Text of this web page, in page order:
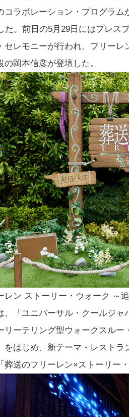
コラボレーション・プログラム
た。前日の5月29日にはプレス
セレモニーが行われ、フリーレ
の岡本信彦が登壇した。
レン ストーリー・ウォーク ～
、「ユニバーサル・クールジ
リーテリング型ウォークスル
をはじめ、新テーマ・レスト
葬送のフリーレン×ストーリー